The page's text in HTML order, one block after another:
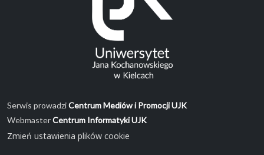
Serwis prowadziCentrum Mediów i Promocji UJK
WebmasterCentrum Informatyki UJK
Zmień ustawienia plików cookie